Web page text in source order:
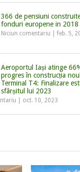
366 de pensiuni
fonduri europene in 2018
Niciun comentariu feb. 5,
Aeroportul Iași atinge
progres în construcția
Terminal T4: Finalizare
sfârșitul lui 2023
oct. 10, 2023